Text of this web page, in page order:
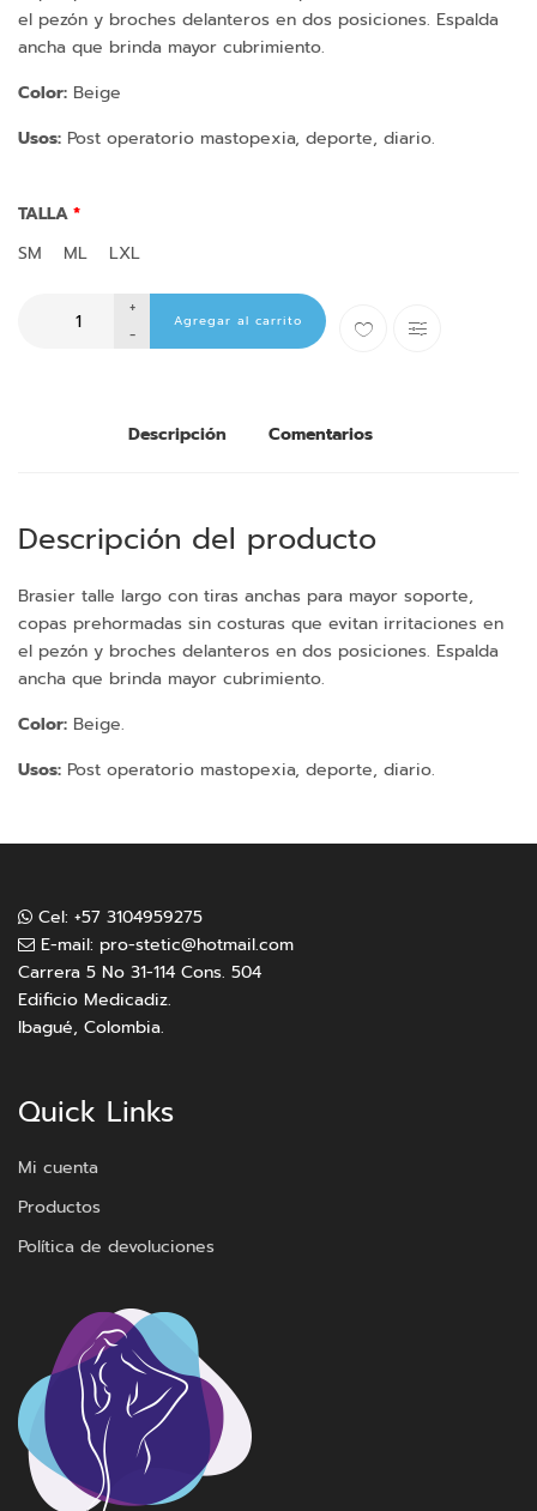
el pezón y broches delanteros en dos posiciones. Espalda
ancha que brinda mayor cubrimiento.
Color: Beige
Usos: Post operatorio mastopexia, deporte, diario.
TALLA
SM
ML LXL
-
+
Descripción Comentarios
Descripción del producto
Brasier talle largo con tiras anchas para mayor soporte,
copas prehormadas sin costuras que evitan irritaciones en
el pezón y broches delanteros en dos posiciones. Espalda
ancha que brinda mayor cubrimiento.
Color: Beige.
Usos: Post operatorio mastopexia, deporte, diario.
Cel: +57 3104959275
E-mail: pro-stetic@hotmail.com
Carrera 5 No 31-114 Cons. 504
Edificio Medicadiz.
Ibagué, Colombia.
Quick Links
Mi cuenta
Productos
Política de devoluciones